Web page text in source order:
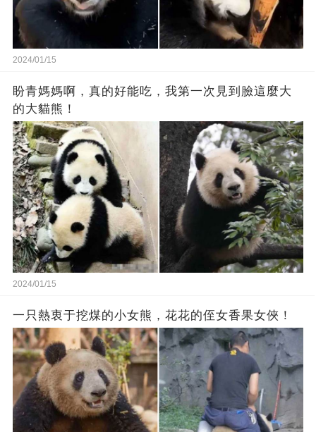
2024/01/15
盼青媽媽啊，真的好能吃，我第一次見到臉這麼大
的大貓熊！
2024/01/15
一只熱衷于挖煤的小女熊，花花的侄女香果女俠！